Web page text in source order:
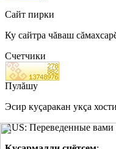
Сайт пирки
Ку сайтра чăваш
Счетчики
Пулăшу
Эсир куçаракан укçа
RUS: Переведенные вами